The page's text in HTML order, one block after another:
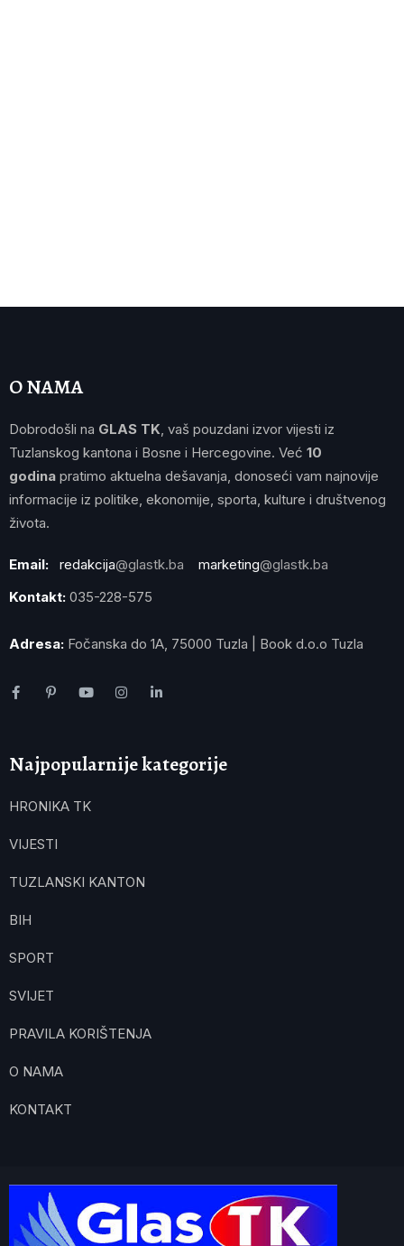
O NAMA
Dobrodošli na GLAS TK, vaš pouzdani izvor vijesti iz
Tuzlanskog kantona i Bosne i Hercegovine. Već 10
godina pratimo aktuelna dešavanja, donoseći vam najnovije
informacije iz politike, ekonomije, sporta, kulture i društvenog
života.
Email: redakcija@glastk.ba marketing@glastk.ba
Kontakt: 035-228-575
Adresa: Fočanska do 1A, 75000 Tuzla | Book d.o.o Tuzla
Najpopularnije kategorije
HRONIKA TK
VIJESTI
TUZLANSKI KANTON
BIH
SPORT
SVIJET
PRAVILA KORIŠTENJA
O NAMA
KONTAKT